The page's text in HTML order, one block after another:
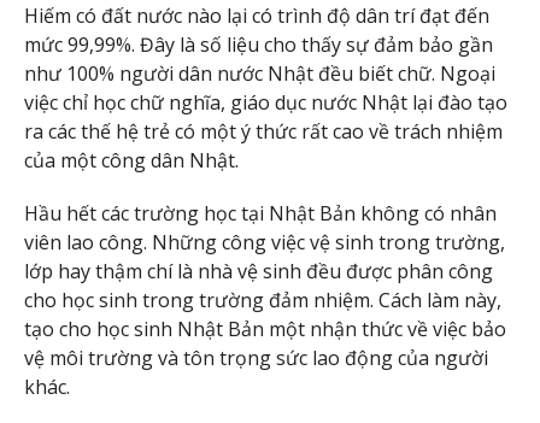
Hiếm có đất nước nào lại có trình độ dân trí đạt đến
mức 99,99%. Đây là số liệu cho thấy sự đảm bảo gần
như 100% người dân nước Nhật đều biết chữ. Ngoại
việc chỉ học chữ nghĩa, giáo dục nước Nhật lại đào tạo
ra các thế hệ trẻ có một ý thức rất cao về trách nhiệm
của một công dân Nhật.
Hầu hết các trường học tại Nhật Bản không có nhân
viên lao công. Những công việc vệ sinh trong trường,
lớp hay thậm chí là nhà vệ sinh đều được phân công
cho học sinh trong trường đảm nhiệm. Cách làm này,
tạo cho học sinh Nhật Bản một nhận thức về việc bảo
vệ môi trường và tôn trọng sức lao động của người
khác.